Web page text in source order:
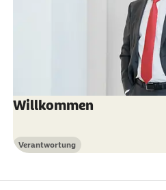
Willkommen
Kategorie
Verantwortung